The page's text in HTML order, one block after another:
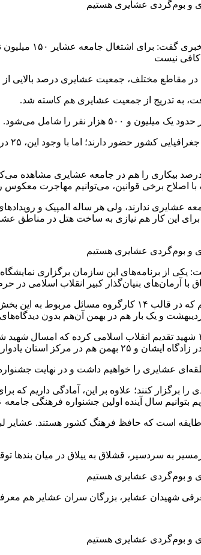
سید هادی صالحی
در مقاطع مختلف، جمعیت عشایری درصد بالایی
به تدریج از جمعیت عشایری هم کاسته شد.
نفر را شامل می‌شود.
سوی دیگر، کمترین درصد بیکاری را هم در جامعه
اصلاح برخی قوانین، می‌توانیم مهاجرت معکوس
ندارند، ولی هر ساله المپیک و
این‌ کار هم نیازی به ساخت هتل در مناطق
وی افزود: در روز‌های ۱۵ و ۱۶ بهمن نیز مجمع سران و بزرگان ایلات
و یک بار هم در بهمن آن‌هم بدون
رئیس سازمان سازمان بسیج عشایری کشور یادآور شد: جامعه عشایری ۱۱ هزار و ۱۷۶
را خواهیم داشت و در نهایت جشنواره‌ای
برگزار کنند؛ علاوه بر این، آمادگی داریم
بتوانیم سال آینده اولین جشنواره فرهنگی
رئیس سازمان بسیج عشایری کشور، ببان داشت: عشایر کشور ۷ قوم، ۱۰۴ ایل و ۵۵۴
به سردسیر، قشلاق به ییلاق در میان بندها
شهیدان عشایر، بزرگان سران عشایر هم